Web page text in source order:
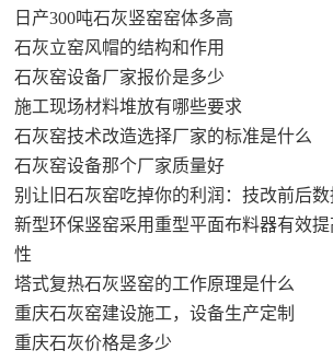
日产300吨石灰竖窑窑体多高
石灰立窑风帽的结构和作用
石灰窑设备厂家报价是多少
施工现场材料堆放有哪些要求
石灰窑技术改造选择厂家的标准是什么
石灰窑设备那个厂家质量好
别让旧石灰窑吃掉你的利润：技改前后数
新型环保竖窑采用重型平面布料器有效
性
塔式复热石灰竖窑的工作原理是什么
重庆石灰窑建设施工，设备生产定制
重庆石灰价格是多少